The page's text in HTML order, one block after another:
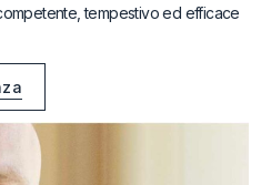
tempestivo ed efficace